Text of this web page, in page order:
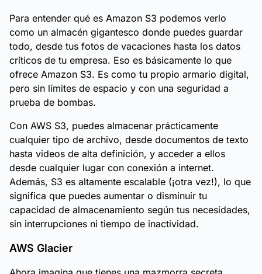
Para entender qué es Amazon S3 podemos verlo
como un almacén gigantesco donde puedes guardar
todo, desde tus fotos de vacaciones hasta los datos
críticos de tu empresa. Eso es básicamente lo que
ofrece Amazon S3. Es como tu propio armario digital,
pero sin límites de espacio y con una seguridad a
prueba de bombas.
Con AWS S3, puedes almacenar prácticamente
cualquier tipo de archivo, desde documentos de texto
hasta videos de alta definición, y acceder a ellos
desde cualquier lugar con conexión a internet.
Además, S3 es altamente escalable (¡otra vez!), lo que
significa que puedes aumentar o disminuir tu
capacidad de almacenamiento según tus necesidades,
sin interrupciones ni tiempo de inactividad.
AWS Glacier